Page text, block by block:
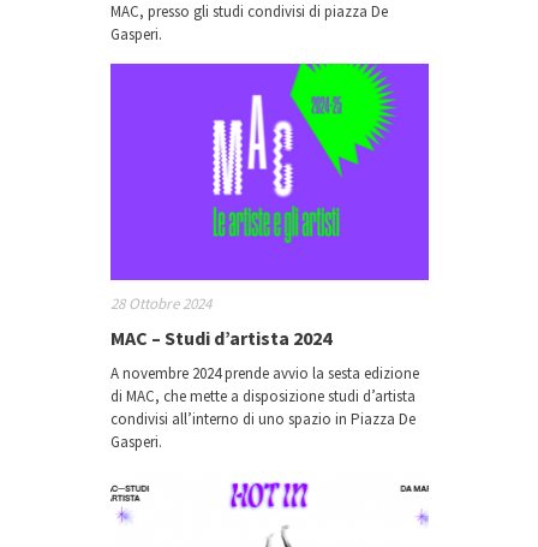
MAC, presso gli studi condivisi di piazza De
Gasperi.
28 Ottobre 2024
MAC – Studi d’artista 2024
A novembre 2024 prende avvio la sesta edizione
di MAC, che mette a disposizione studi d’artista
condivisi all’interno di uno spazio in Piazza De
Gasperi.